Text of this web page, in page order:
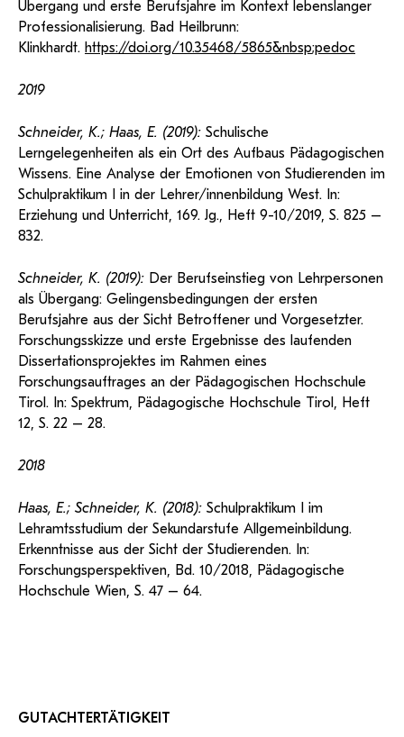
Übergang und erste Berufsjahre im Kontext lebenslanger
Professionalisierung. Bad Heilbrunn:
Klinkhardt. https://doi.org/10.35468/5865&nbsp;pedoc
2019
Schneider, K.; Haas, E. (2019): Schulische
Lerngelegenheiten als ein Ort des Aufbaus Pädagogischen
Wissens. Eine Analyse der Emotionen von Studierenden im
Schulpraktikum I in der Lehrer/innenbildung West. In:
Erziehung und Unterricht, 169. Jg., Heft 9-10/2019, S. 825 –
832.
Schneider, K. (2019): Der Berufseinstieg von Lehrpersonen
als Übergang: Gelingensbedingungen der ersten
Berufsjahre aus der Sicht Betroffener und Vorgesetzter.
Forschungsskizze und erste Ergebnisse des laufenden
Dissertationsprojektes im Rahmen eines
Forschungsauftrages an der Pädagogischen Hochschule
Tirol. In: Spektrum, Pädagogische Hochschule Tirol, Heft
12, S. 22 – 28.
2018
Haas, E.; Schneider, K. (2018): Schulpraktikum I im
Lehramtsstudium der Sekundarstufe Allgemeinbildung.
Erkenntnisse aus der Sicht der Studierenden. In:
Forschungsperspektiven, Bd. 10/2018, Pädagogische
Hochschule Wien, S. 47 – 64.
GUTACHTERTÄTIGKEIT